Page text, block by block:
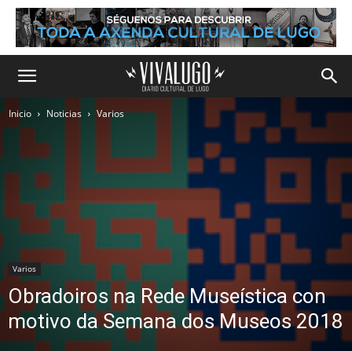
Inicio Noticias Varios
Varios
Obradoiros na Rede Museística con
motivo da Semana dos Museos 2018